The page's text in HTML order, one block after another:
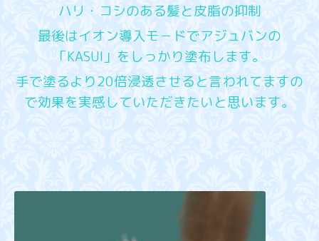
ハリ・コシのある髪と皮脂の抑制
最後はイオン導入モ－ドでアジュバンの
「KASUI」をしっかり塗布します。
手で塗るより20倍浸透させると言われてますの
で効果を実感していただきたいと思います。